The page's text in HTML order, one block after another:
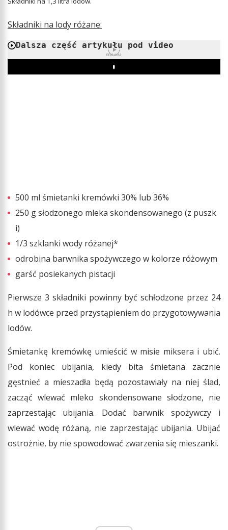
Składniki na lody różane:
Dalsza część artykułu pod video
REKLAMA
Play
500 ml śmietanki kremówki 30% lub 36%
250 g słodzonego mleka skondensowanego (z puszk
i)
1/3 szklanki wody różanej*
odrobina barwnika spożywczego w kolorze różowym
garść posiekanych pistacji
Pierwsze 3 składniki powinny być schłodzone przez 24
h w lodówce przed przystąpieniem do przygotowywania
lodów.
Śmietankę kremówkę umieścić w misie miksera i ubić.
Pod koniec ubijania, kiedy bita śmietana zacznie
gęstnieć a mieszadła będą pozostawiały na niej ślad,
zacząć wlewać mleko skondensowane słodzone, nie
zaprzestając ubijania. Dodać barwnik spożywczy i
wlewać wodę różaną, nie zaprzestając ubijania. Ubijać
ostrożnie, by nie spowodować zwarzenia się mieszanki.